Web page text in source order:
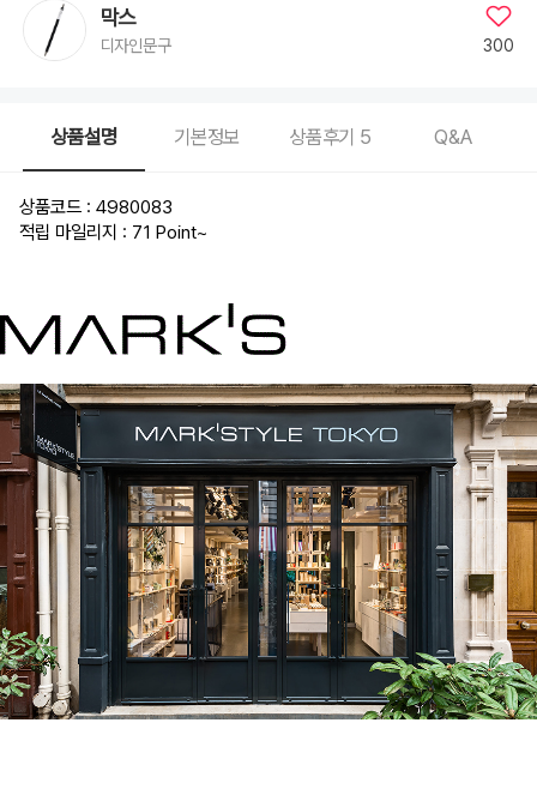
막스
디자인문구 300
상품설명 기본정보 상품후기 5 Q&A
상품코드 : 4980083
적립 마일리지 : 71 Point~